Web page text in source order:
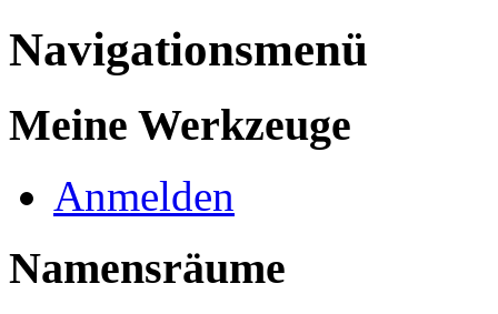
Navigationsmenü
Meine Werkzeuge
Anmelden
Namensräume